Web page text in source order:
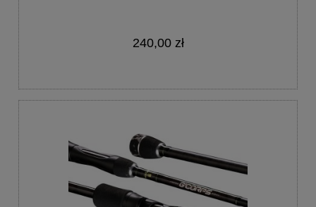
240,00 zł